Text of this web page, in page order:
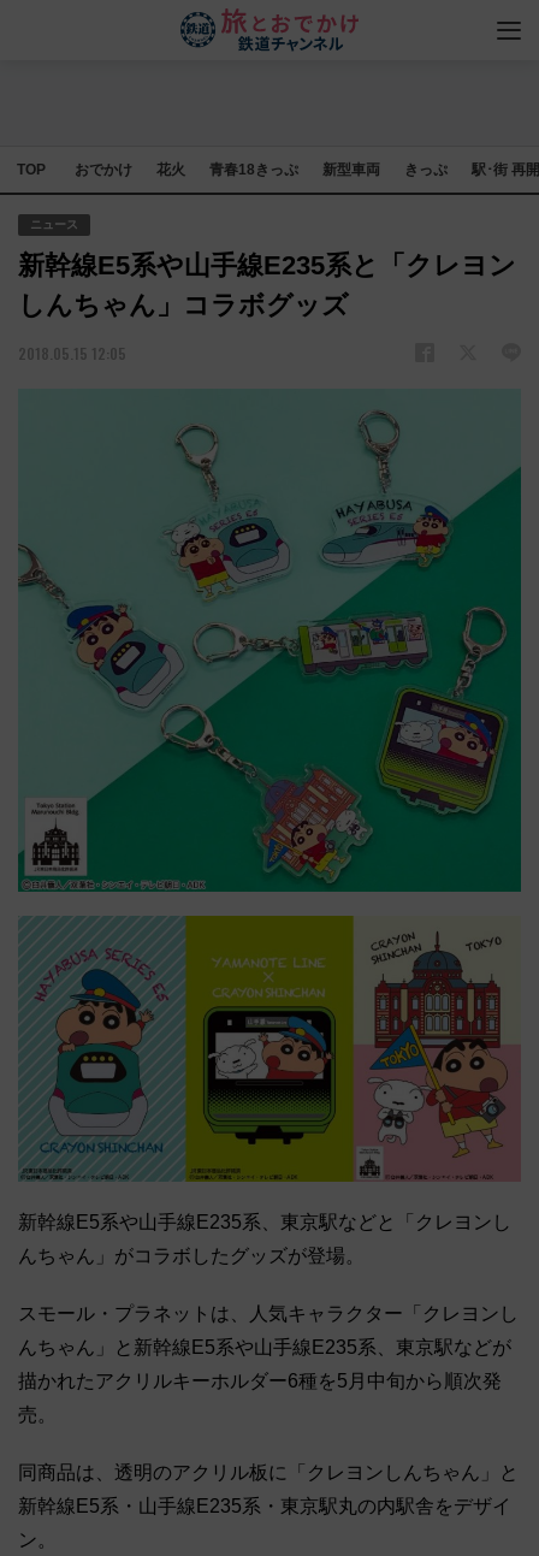
TOP おでかけ 花火 青春18きっぷ 新型車両 きっぷ 駅･街 再
ニュース
新幹線E5系や山手線E235系と「クレヨン
しんちゃん」コラボグッズ
2018.05.15 12:05
新幹線E5系や山手線E235系、東京駅などと「クレヨンし
んちゃん」がコラボしたグッズが登場。
スモール・プラネットは、人気キャラクター「クレヨンし
んちゃん」と新幹線E5系や山手線E235系、東京駅などが
描かれたアクリルキーホルダー6種を5月中旬から順次発
売。
同商品は、透明のアクリル板に「クレヨンしんちゃん」と
新幹線E5系・山手線E235系・東京駅丸の内駅舎をデザイ
ン。